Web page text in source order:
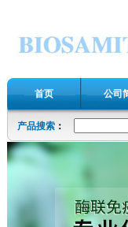
首页 公司
产品搜索：